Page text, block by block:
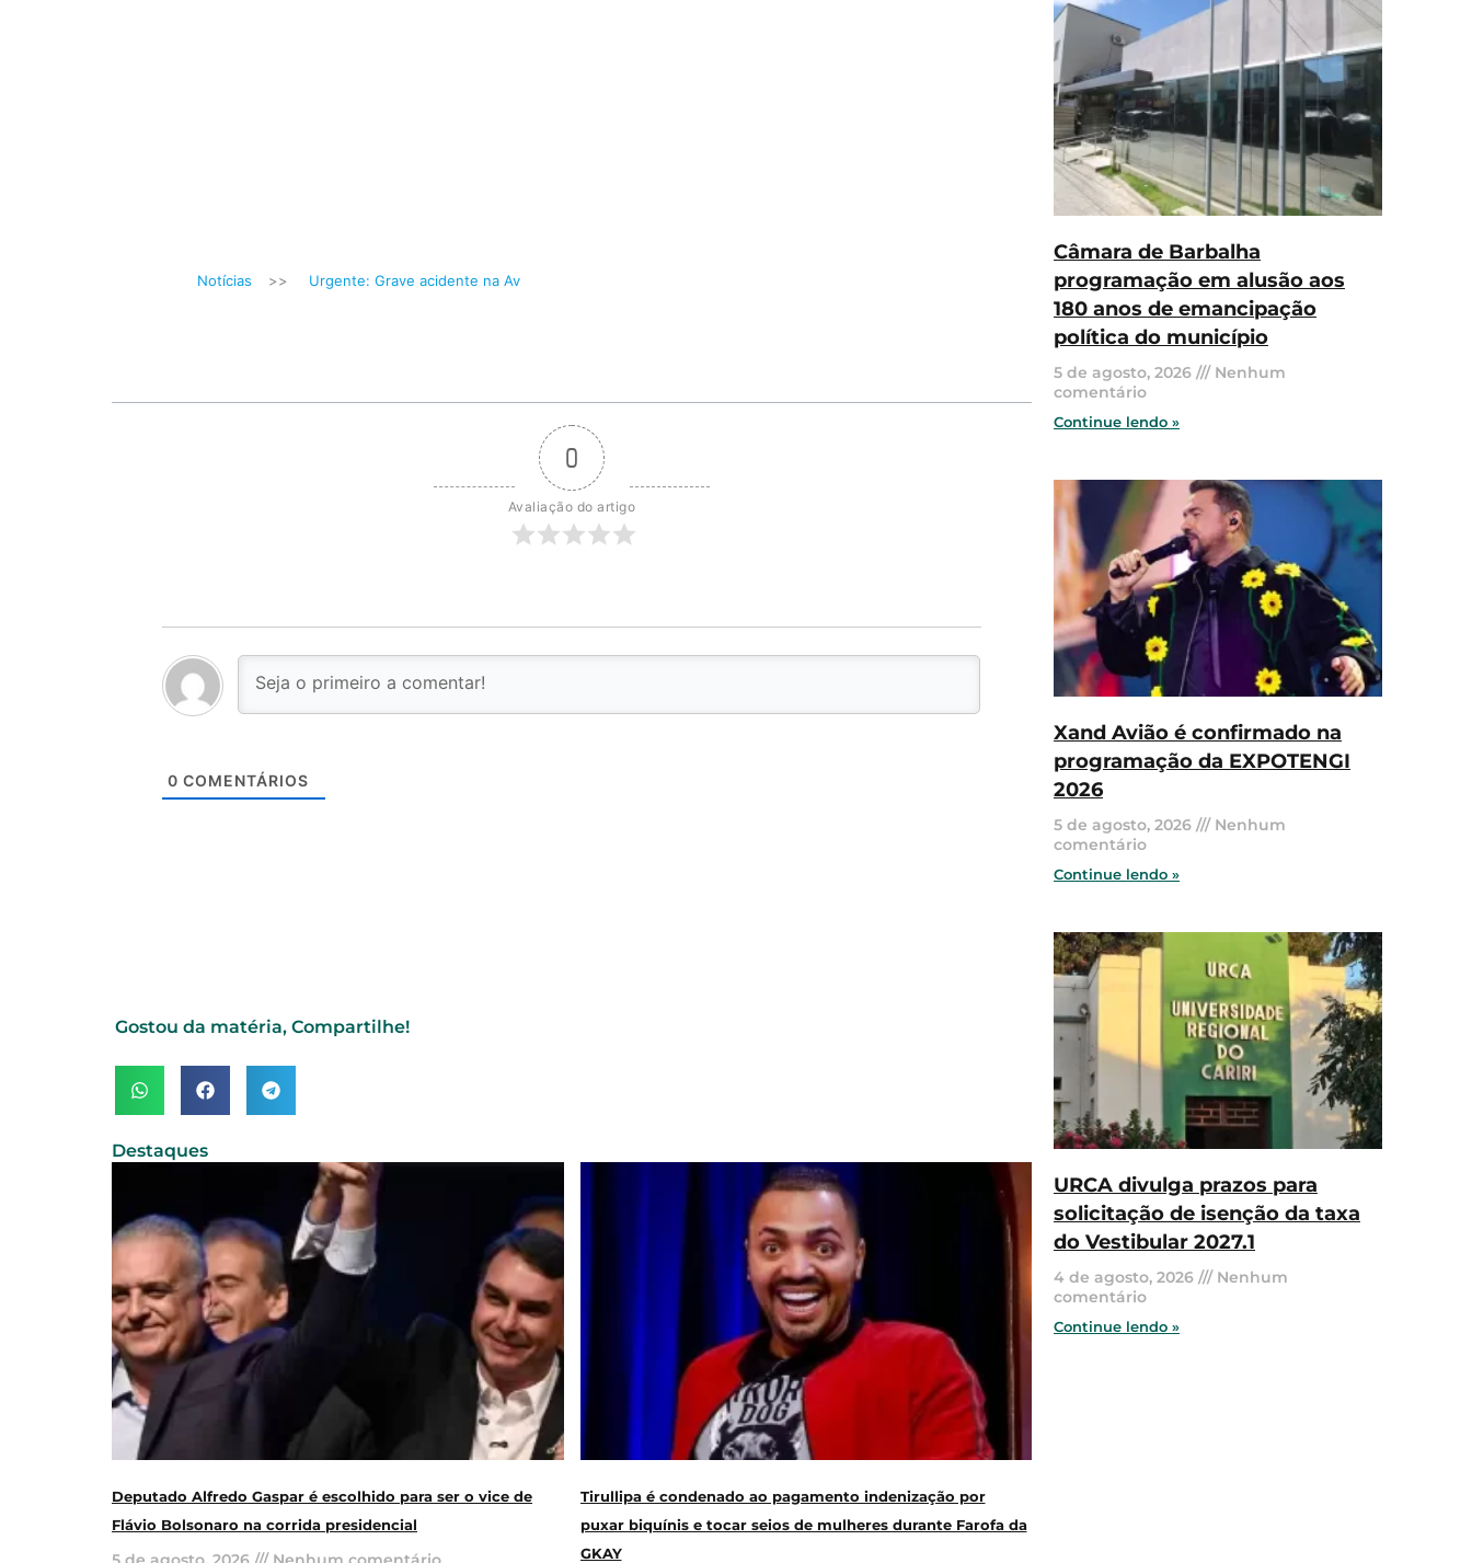
Notícias >> Urgente: Grave acidente na Av
0
Avaliação do artigo
0 COMENTÁRIOS
Gostou da matéria, Compartilhe!
Destaques
Deputado Alfredo Gaspar é escolhido para ser o vice de
Flávio Bolsonaro na corrida presidencial
Tirullipa é condenado ao pagamento indenização por
puxar biquínis e tocar seios de mulheres durante Farofa da
GKAY
Câmara de Barbalha
programação em alusão aos
180 anos de emancipação
política do município
5 de agosto, 2026
Nenhum
comentário
Continue lendo »
Xand Avião é confirmado na
programação da EXPOTENGI
2026
5 de agosto, 2026
Nenhum
comentário
Continue lendo »
URCA divulga prazos para
solicitação de isenção da taxa
do Vestibular 2027.1
4 de agosto, 2026
Nenhum
comentário
Continue lendo »